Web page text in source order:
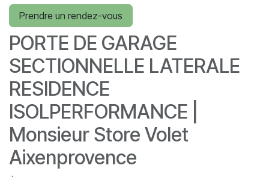
Prendre un rendez-vous
PORTE DE GARAGE
SECTIONNELLE LATERALE
RESIDENCE
ISOLPERFORMANCE |
Monsieur Store Volet
Aixenprovence